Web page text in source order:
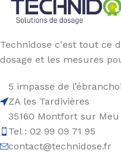
Technidose c'est tout ce
dosage et les mesures
5 impasse de
ZA les Tardivières
35160 Montfort sur Meu
Tel : 02 99 09 71 95
contact@technidose.fr